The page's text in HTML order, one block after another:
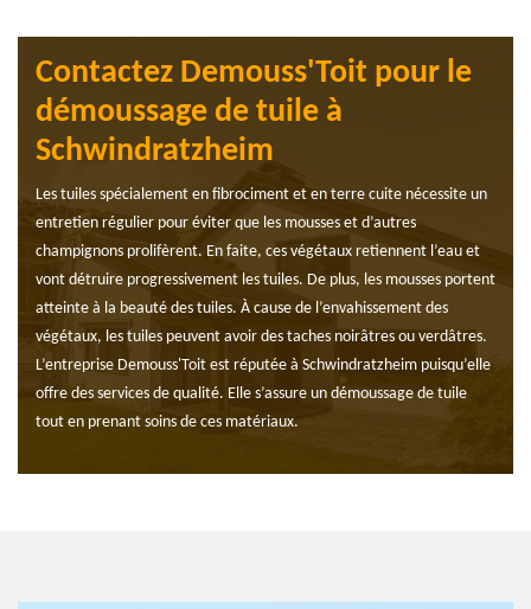
Contactez Demouss'Toit pour le
démoussage de tuile à
Schwindratzheim
Les tuiles spécialement en fibrociment et en terre cuite nécessite un
entretien régulier pour éviter que les mousses et d’autres
champignons prolifèrent. En faite, ces végétaux retiennent l’eau et
vont détruire progressivement les tuiles. De plus, les mousses portent
atteinte à la beauté des tuiles. À cause de l’envahissement des
végétaux, les tuiles peuvent avoir des taches noirâtres ou verdâtres.
L’entreprise Demouss'Toit est réputée à Schwindratzheim puisqu’elle
offre des services de qualité. Elle s’assure un démoussage de tuile
tout en prenant soins de ces matériaux.